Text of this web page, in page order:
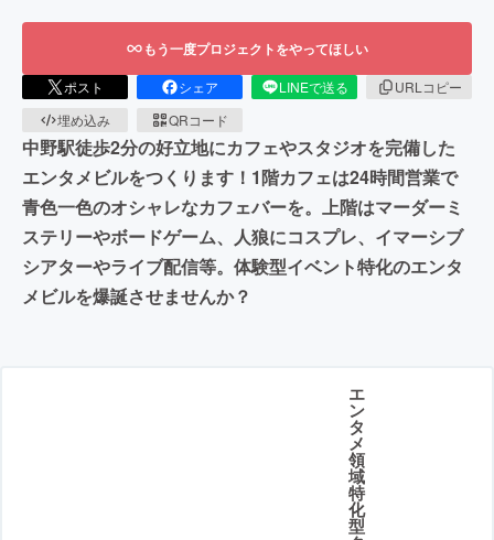
もう一度プロジェクトをやってほしい
ポスト シェア LINEで送る
URLコピー
埋め込み
QRコード
中野駅徒歩2分の好立地にカフェやスタジオを完備した
エンタメビルをつくります！1階カフェは24時間営業で
青色一色のオシャレなカフェバーを。上階はマーダーミ
ステリーやボードゲーム、人狼にコスプレ、イマーシブ
シアターやライブ配信等。体験型イベント特化のエンタ
メビルを爆誕させませんか？
エ
ン
タ
メ
領
域
特
化
型